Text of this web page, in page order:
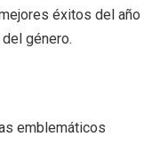
éxitos del año
género.
emblemáticos